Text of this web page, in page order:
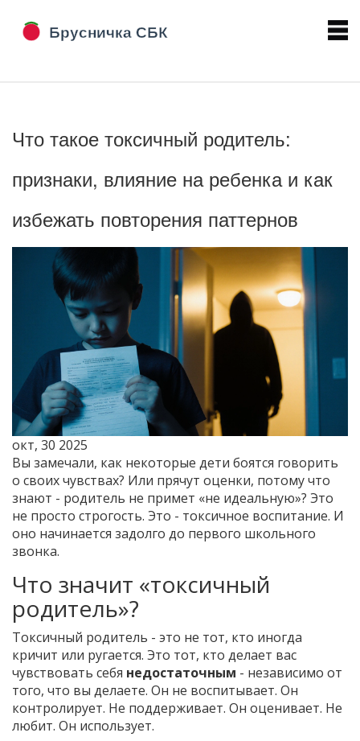
Что такое токсичный родитель:
признаки, влияние на ребенка и как
избежать повторения паттернов
окт, 30 2025
Вы замечали, как некоторые дети боятся говорить
о своих чувствах? Или прячут оценки, потому что
знают - родитель не примет «не идеальную»? Это
не просто строгость. Это - токсичное воспитание. И
оно начинается задолго до первого школьного
звонка.
Что значит «токсичный
родитель»?
Токсичный родитель - это не тот, кто иногда
кричит или ругается. Это тот, кто делает вас
чувствовать себя недостаточным - независимо от
того, что вы делаете. Он не воспитывает. Он
контролирует. Не поддерживает. Он оценивает. Не
любит. Он использует.